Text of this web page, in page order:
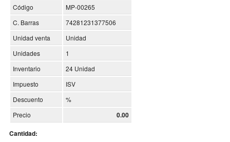
Código
MP-00265
C. Barras
74281231377506
Unidad venta
Unidad
Unidades
1
Inventario
24 Unidad
Impuesto
ISV
Descuento
%
Precio
0.00
Cantidad: